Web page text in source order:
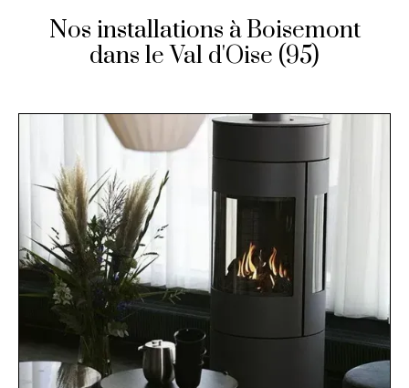
Nos installations à Boisemont
dans le Val d'Oise (95)